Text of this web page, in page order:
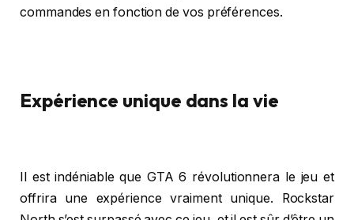
commandes en fonction de vos préférences.
Expérience unique dans la vie
Il est indéniable que GTA 6 révolutionnera le jeu et
offrira une expérience vraiment unique. Rockstar